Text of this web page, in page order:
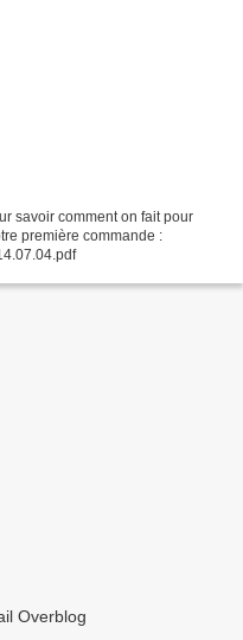
savoir comment on fait pour
première commande :
V2014.07.04.pdf
Overblog